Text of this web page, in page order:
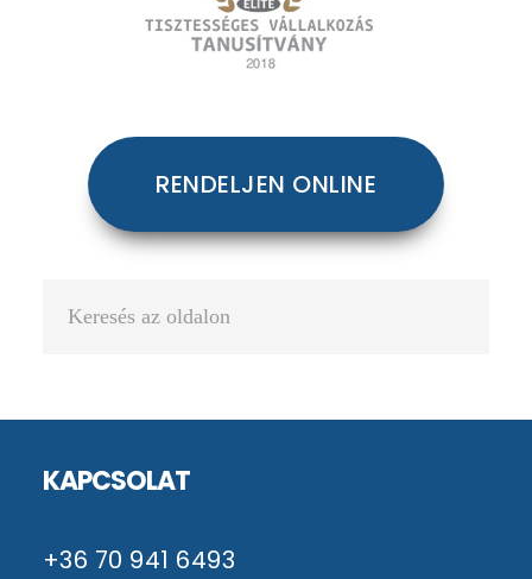
RENDELJEN ONLINE
Keresés
KAPCSOLAT
+36 70 941 6493